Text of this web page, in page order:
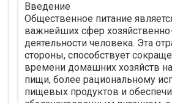
Петровка23" 29
2.2 Калькулирование
в ООО «Петровка-23» 36
Глава 3 Экономический анализ
калькулированию
аудиту в ООО "Петровка23" 44
3.1 Анализ и аудит затрат ООО
3.2 Мероприятия по
Введение
Общественное питание
важнейших сфер
деятельности человека. Эта
стороны, способствует
времени домашних хозяйств
пищи, более рациональному
пищевых продуктов и